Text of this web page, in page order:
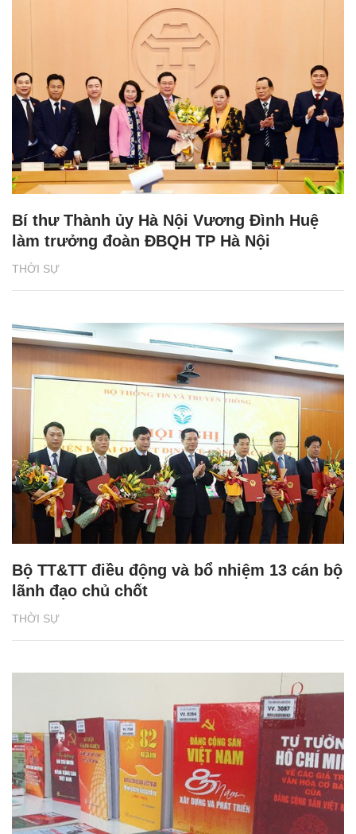
THỜI SỰ
Bí thư Thành ủy Hà Nội Vương Đình Huệ
làm trưởng đoàn ĐBQH TP Hà Nội
THỜI SỰ
Bộ TT&TT điều động và bổ nhiệm 13 cán bộ
lãnh đạo chủ chốt